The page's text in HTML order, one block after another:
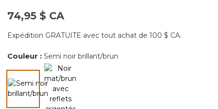
74,95 $ CA
Expédition GRATUITE avec tout achat de 100 $ CA.
Couleur : Semi noir brillant/brun
sélectionné